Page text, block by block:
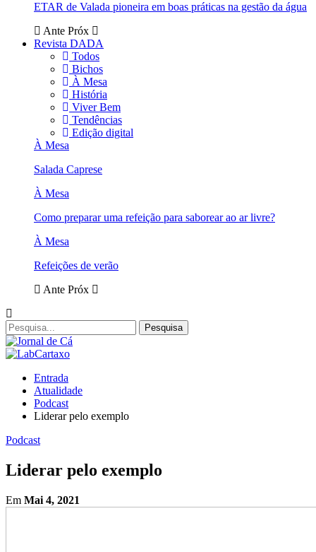
ETAR de Valada pioneira em boas práticas na gestão da água
Ante Próx
Revista DADA
Todos
Bichos
À Mesa
História
Viver Bem
Tendências
Edição digital
À Mesa
Salada Caprese
À Mesa
Como preparar uma refeição para saborear ao ar livre?
À Mesa
Refeições de verão
Ante Próx
Entrada
Atualidade
Podcast
Liderar pelo exemplo
Podcast
Liderar pelo exemplo
Em Mai 4, 2021